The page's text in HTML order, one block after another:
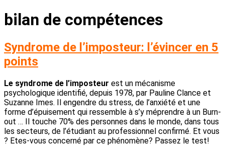
bilan de compétences
Syndrome de l’imposteur: l’évincer en 5
points
Le syndrome de l’imposteur est un mécanisme
psychologique identifié, depuis 1978, par Pauline Clance et
Suzanne Imes. Il engendre du stress, de l’anxiété et une
forme d’épuisement qui ressemble à s’y méprendre à un Burn-
out … Il touche 70% des personnes dans le monde, dans tous
les secteurs, de l’étudiant au professionnel confirmé. Et vous
? Etes-vous concerné par ce phénomène? Passez le test!